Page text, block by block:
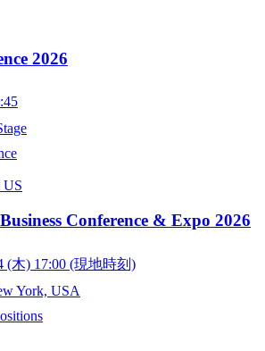
2026
US
Conference & Expo 2026
(木) 17:00 (現地時刻)
York, USA